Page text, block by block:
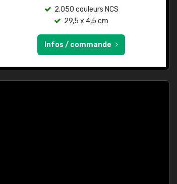
2.050 couleurs NCS
29,5 x 4,5 cm
Infos / commande